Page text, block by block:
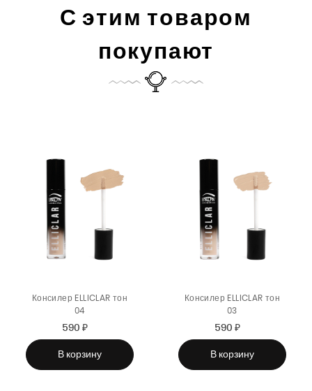
С этим товаром
покупают
Консилер ELLICLAR тон
04
Sale
price
590 ₽
price
В корзину
Консилер ELLICLAR тон
03
Sale
price
590 ₽
price
В корзину